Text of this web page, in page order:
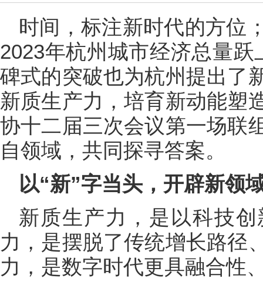
时间，标注新时代的方位
2023年杭州城市经济总量
碑式的突破也为杭州提出了
新质生产力，培育新动能塑
协十二届三次会议第一场联
自领域，共同探寻答案。
以“新”字当头，开辟新领
新质生产力，是以科技
力，是摆脱了传统增长路径
力，是数字时代更具融合性